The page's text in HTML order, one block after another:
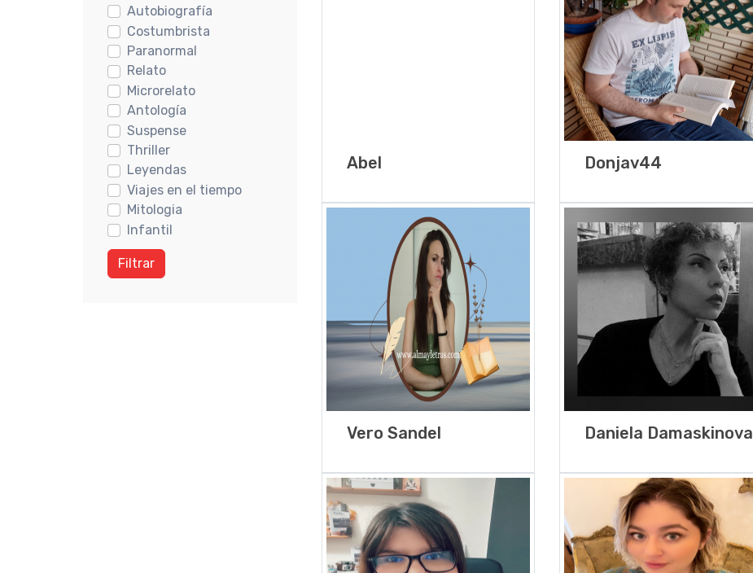
Autobiografía
Costumbrista
Paranormal
Relato
Microrelato
Antología
Suspense
Thriller
Leyendas
Viajes en el tiempo
Mitologia
Infantil
Filtrar
Abel Donjav44
Vero Sandel Daniela Damaskinova